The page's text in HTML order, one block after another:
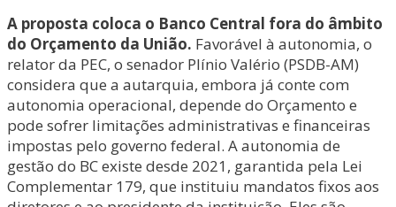
A proposta coloca o Banco Central fora do âmbito
do Orçamento da União. Favorável à autonomia, o
relator da PEC, o senador Plínio Valério (PSDB-AM)
considera que a autarquia, embora já conte com
autonomia operacional, depende do Orçamento e
pode sofrer limitações administrativas e financeiras
impostas pelo governo federal. A autonomia de
gestão do BC existe desde 2021, garantida pela Lei
Complementar 179, que instituiu mandatos fixos aos